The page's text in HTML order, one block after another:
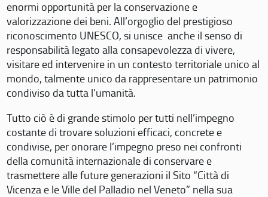
enormi opportunità per la conservazione e
valorizzazione dei beni. All’orgoglio del prestigioso
riconoscimento UNESCO, si unisce anche il senso di
responsabilità legato alla consapevolezza di vivere,
visitare ed intervenire in un contesto territoriale unico al
mondo, talmente unico da rappresentare un patrimonio
condiviso da tutta l’umanità.
Tutto ciò è di grande stimolo per tutti nell’impegno
costante di trovare soluzioni efficaci, concrete e
condivise, per onorare l’impegno preso nei confronti
della comunità internazionale di conservare e
trasmettere alle future generazioni il Sito “Città di
Vicenza e le Ville del Palladio nel Veneto” nella sua